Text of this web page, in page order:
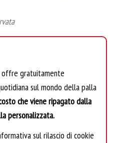
offre gratuitamente
sul mondo della palla
che viene ripagato dalla
personalizzata.
sul rilascio di cookie